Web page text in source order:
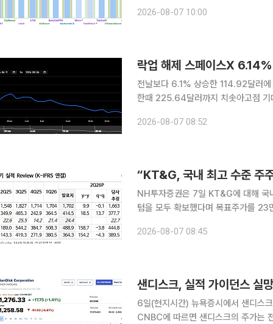
Tabular'와 시간 흐름에 따른 미래 데
2026-08-07 10:00
락업 해제 스페이스X
전날보다 6.1% 상승한 114.92달러
한때 225.64달러까지 치솟아고점 기대감ㆍ손실
한적이었다는 안도감 속에서 매수 우
2026-08-07 08:52
“KT&G, 국내 최고 수준 주
NH투자증권은 7일 KT&G에 대해 국
텀을 모두 확보했다며 목표주가를
치고 있다”며 “주주환원에 더해 해외
2026-08-07 08:45
6일(현지시간) 뉴욕증시에서 샌디스
CNBC에 따르면 샌디스크의 주가는